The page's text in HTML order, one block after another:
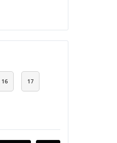
16 17